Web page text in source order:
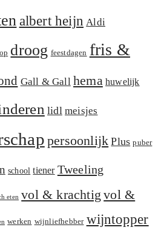
albert heijn Aldi
droog feestdagen fris &
Gall & Gall hema huwelijk
lidl meisjes
persoonlijk Plus puber
school tiener Tweeling
eten vol & krachtig vol &
werken wijnliefhebber wijntopper